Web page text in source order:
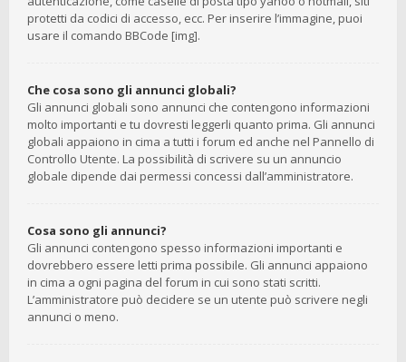
protetti da codici di accesso, ecc. Per inserire l’immagine, puoi
usare il comando BBCode [img].
Che cosa sono gli annunci globali?
Gli annunci globali sono annunci che contengono informazioni
molto importanti e tu dovresti leggerli quanto prima. Gli annunci
globali appaiono in cima a tutti i forum ed anche nel Pannello di
Controllo Utente. La possibilità di scrivere su un annuncio
globale dipende dai permessi concessi dall’amministratore.
Cosa sono gli annunci?
Gli annunci contengono spesso informazioni importanti e
dovrebbero essere letti prima possibile. Gli annunci appaiono
in cima a ogni pagina del forum in cui sono stati scritti.
L’amministratore può decidere se un utente può scrivere negli
annunci o meno.